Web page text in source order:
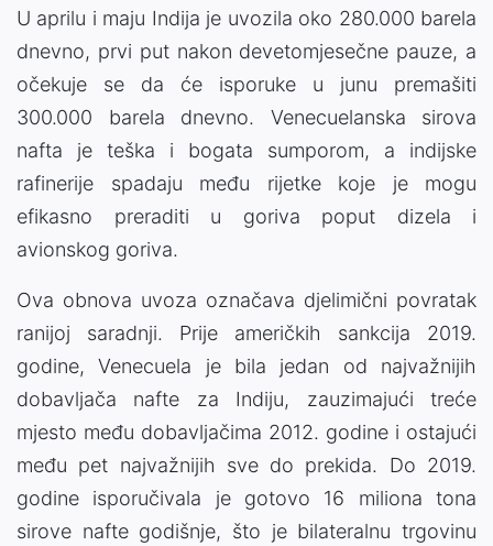
U aprilu i maju Indija je uvozila oko 280.000 barela
dnevno, prvi put nakon devetomjesečne pauze, a
očekuje se da će isporuke u junu premašiti
300.000 barela dnevno. Venecuelanska sirova
nafta je teška i bogata sumporom, a indijske
rafinerije spadaju među rijetke koje je mogu
efikasno preraditi u goriva poput dizela i
avionskog goriva.
Ova obnova uvoza označava djelimični povratak
ranijoj saradnji. Prije američkih sankcija 2019.
godine, Venecuela je bila jedan od najvažnijih
dobavljača nafte za Indiju, zauzimajući treće
mjesto među dobavljačima 2012. godine i ostajući
među pet najvažnijih sve do prekida. Do 2019.
godine isporučivala je gotovo 16 miliona tona
sirove nafte godišnje, što je bilateralnu trgovinu